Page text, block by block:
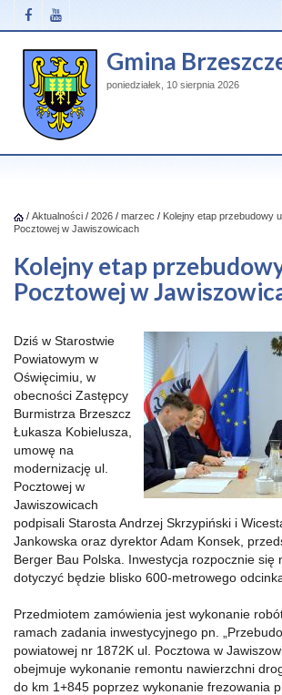
Gmina
poniedziałek, 10 sierpnia 2026
/ Aktualności / 2026 / marzec / Kolejny etap przebudowy
Pocztowej w Jawiszowicach
Kolejny etap
Pocztowej w
Dziś w Starostwie
Powiatowym w
Oświęcimiu, w
obecności Zastępcy
Burmistrza Brzeszcz
Łukasza Kobielusza,
umowę na
modernizację ul.
Pocztowej w
Jawiszowicach
podpisali Starosta Andrzej Skrzypiński i
Jankowska oraz dyrektor Adam Konsek,
Berger Bau Polska. Inwestycja rozpocznie się
dotyczyć będzie blisko 600-metrowego
Przedmiotem zamówienia jest wykonanie
ramach zadania inwestycyjnego pn.
powiatowej nr 1872K ul. Pocztowa w
obejmuje wykonanie remontu nawierzchni
do km 1+845 poprzez wykonanie frezowania